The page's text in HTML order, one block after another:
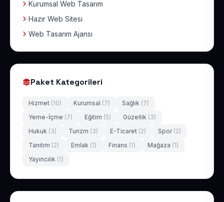
Kurumsal Web Tasarım
Hazır Web Sitesi
Web Tasarım Ajansı
Paket Kategorileri
Hizmet (10) Kurumsal (7) Sağlık (7)
Yeme-İçme (7) Eğitim (5) Güzellik (3)
Hukuk (3) Turizm (3) E-Ticaret (2) Spor (2)
Tanıtım (2) Emlak (1) Finans (1) Mağaza (1)
Yayıncılık (1)